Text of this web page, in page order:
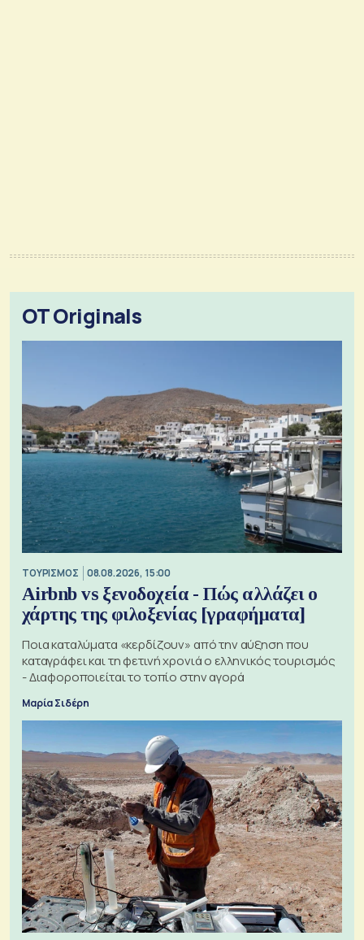
OT Originals
ΤΟΥΡΙΣΜΟΣ 08.08.2026, 15:00
Airbnb vs ξενοδοχεία - Πώς αλλάζει ο
χάρτης της φιλοξενίας [γραφήματα]
Ποια καταλύματα «κερδίζουν» από την αύξηση που
καταγράφει και τη φετινή χρονιά ο ελληνικός τουρισμός
- Διαφοροποιείται το τοπίο στην αγορά
Μαρία Σιδέρη